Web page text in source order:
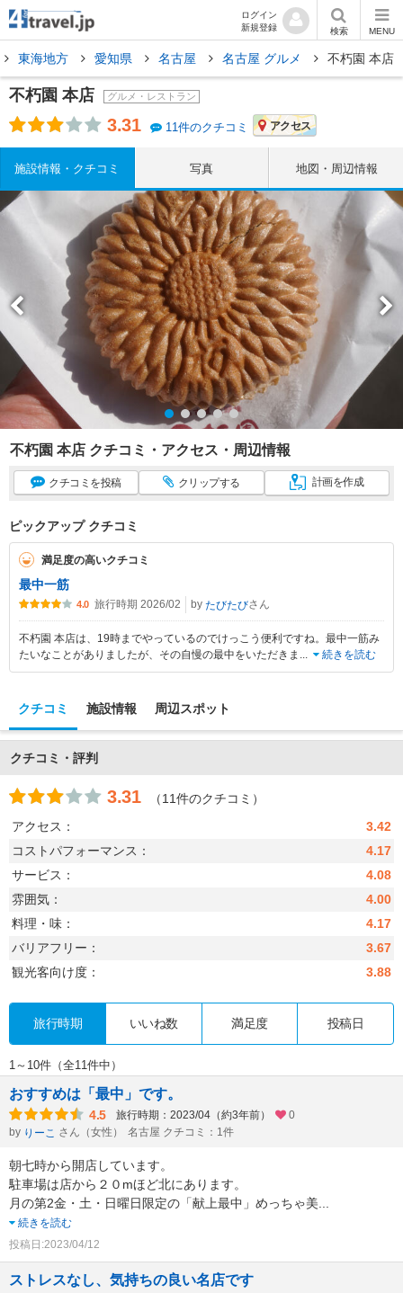
ログイン
新規登録
検索 MENU
東海地方 愛知県 名古屋 名古屋 グルメ 不朽園 本店
不朽園 本店 グルメ・レストラン
3.31 11件のクチコミ アクセス
施設情報・クチコミ 写真 地図・周辺情報
不朽園 本店 クチコミ・アクセス・周辺情報
クチコミ を投稿 クリップする 計画を作成
ピックアップ クチコミ
満足度の高いクチコミ
最中一筋
4.0 旅行時期 2026/02 by たびたびさん
不朽園 本店は、19時までやっているのでけっこう便利ですね。最中一筋み
たいなことがありましたが、その自慢の最中をいただきま ... 続きを読む
クチコミ 施設情報 周辺スポット
クチコミ・評判
3.31
（11件のクチコミ）
アクセス：
3.42
コストパフォーマンス：
4.17
サービス：
4.08
雰囲気：
4.00
料理・味：
4.17
バリアフリー：
3.67
観光客向け度：
3.88
旅行時期 いいね数 満足度 投稿日
1～10件（全11件中）
おすすめは「最中」です。
4.5 旅行時期：2023/04（約3年前）
0
by りーこ さん（女性） 名古屋 クチコミ：1件
朝七時から開店しています。
駐車場は店から２０mほど北にあります。
月の第2金・土・日曜日限定の「献上最中」めっちゃ美
続きを読む
投稿日:2023/04/12
ストレスなし、気持ちの良い名店です